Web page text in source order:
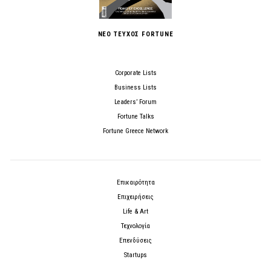
ΝΕΟ ΤΕΥΧΟΣ FORTUNE
Corporate Lists
Business Lists
Leaders’ Forum
Fortune Talks
Fortune Greece Network
Επικαιρότητα
Επιχειρήσεις
Life & Art
Τεχνολογία
Επενδύσεις
Startups